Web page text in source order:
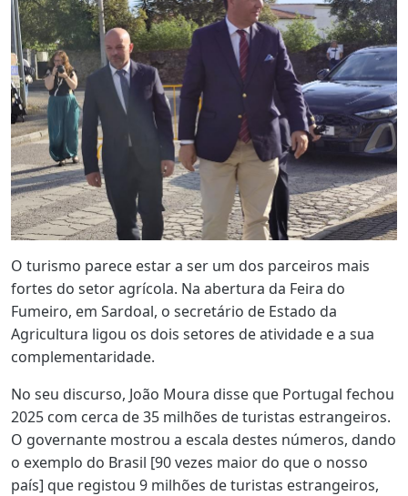
O turismo parece estar a ser um dos parceiros mais
fortes do setor agrícola. Na abertura da Feira do
Fumeiro, em Sardoal, o secretário de Estado da
Agricultura ligou os dois setores de atividade e a sua
complementaridade.
No seu discurso, João Moura disse que Portugal fechou
2025 com cerca de 35 milhões de turistas estrangeiros.
O governante mostrou a escala destes números, dando
o exemplo do Brasil [90 vezes maior do que o nosso
país] que registou 9 milhões de turistas estrangeiros,